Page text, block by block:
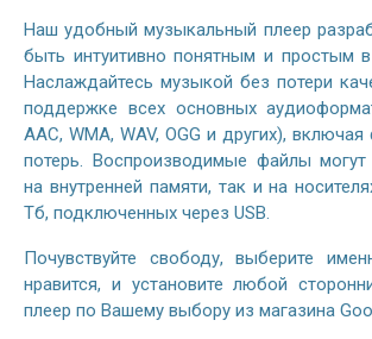
Наш удобный музыкальный плеер
быть интуитивно понятным и простым в
Наслаждайтесь музыкой без потери
поддержке всех основных
AAC, WMA, WAV, OGG и других),
потерь. Воспроизводимые файлы могут
на внутренней памяти, так и на
Тб, подключенных через USB.
Почувствуйте свободу, выберите
нравится, и установите любой
плеер по Вашему выбору из магазина